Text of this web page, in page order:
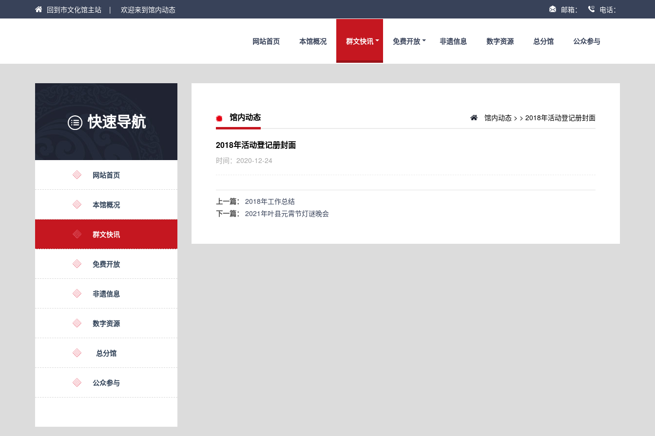
回到市文化馆主站 | 欢迎来到馆内动态 邮箱： 电话：
网站首页 本馆概况 群文快讯 免费开放 非遗信息 数字资源 总分馆 公众参与
快速导航
网站首页
本馆概况
群文快讯
免费开放
非遗信息
数字资源
总分馆
公众参与
馆内动态 馆内动态 > > 2018年活动登记册封面
2018年活动登记册封面
时间：2020-12-24
上一篇：
2018年工作总结
下一篇：
2021年叶县元霄节灯谜晚会